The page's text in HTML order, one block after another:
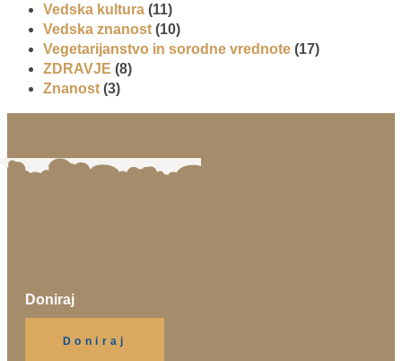
Vedska kultura (11)
Vedska znanost (10)
Vegetarijanstvo in sorodne vrednote (17)
ZDRAVJE (8)
Znanost (3)
Doniraj
Doniraj